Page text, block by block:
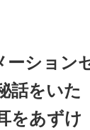
ーション
話をいた
をあずけ